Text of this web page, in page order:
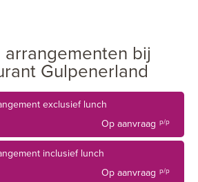
team er alles aan zal doen uw
te maken.
elk een eigen ambiance en zijn
ale moderne faciliteiten en
arrangementen bij
Gulpenerland
exclusief lunch
Op aanvraag p/p
inclusief lunch
Op aanvraag p/p